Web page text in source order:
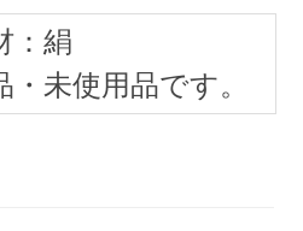
：絹
・未使用品です。